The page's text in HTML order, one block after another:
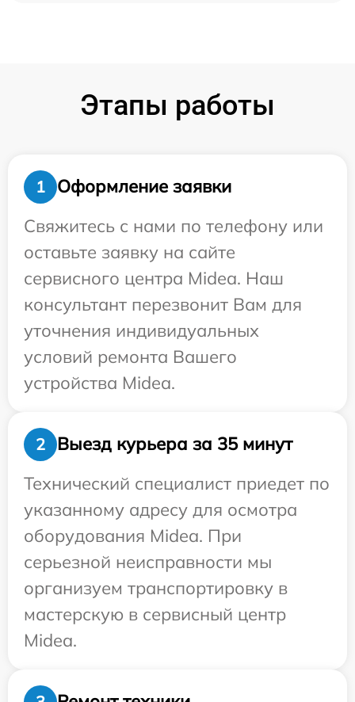
Этапы работы
1
Оформление заявки
Свяжитесь с нами по телефону или
оставьте заявку на сайте
сервисного центра Midea. Наш
консультант перезвонит Вам для
уточнения индивидуальных
условий ремонта Вашего
устройства Midea.
2
Выезд курьера за 35 минут
Технический специалист приедет по
указанному адресу для осмотра
оборудования Midea. При
серьезной неисправности мы
организуем транспортировку в
мастерскую в сервисный центр
Midea.